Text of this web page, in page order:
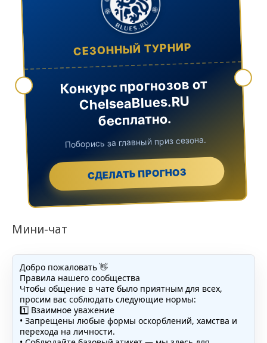
СЕЗОННЫЙ ТУРНИР
Конкурс прогнозов от
ChelseaBlues.RU
бесплатно.
Поборись за главный приз сезона.
СДЕЛАТЬ ПРОГНОЗ
Мини-чат
Добро пожаловать 👋
Правила нашего сообщества
Чтобы общение в чате было приятным для всех,
просим вас соблюдать следующие нормы:
1️⃣ Взаимное уважение
• Запрещены любые формы оскорблений, хамства и
перехода на личности.